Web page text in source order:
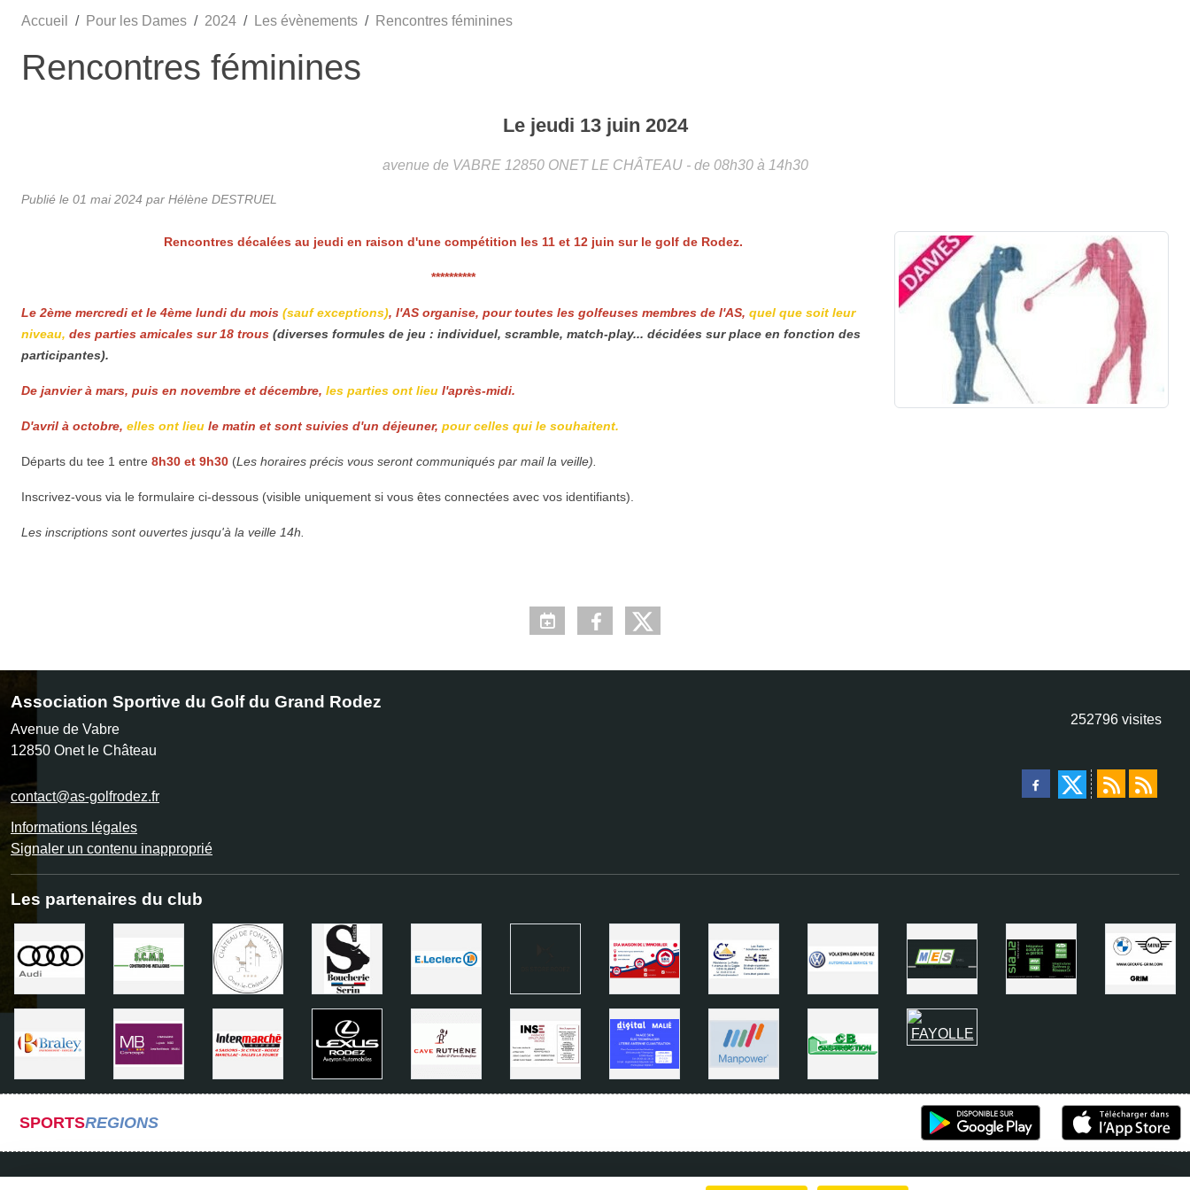
Accueil Pour les Dames 2024 Les évènements Rencontres féminines
Rencontres féminines
Le jeudi 13 juin 2024
avenue de VABRE 12850 ONET LE CHÂTEAU - de 08h30 à 14h30
Publié le 01 mai 2024 par Hélène DESTRUEL
Rencontres décalées au jeudi en raison d'une compétition les 11 et 12 juin sur le golf de Rodez.
**********
Le 2ème mercredi et le 4ème lundi du mois (sauf exceptions), l'AS organise, pour toutes les golfeuses membres de l'AS, quel que soit leur
niveau, des parties amicales sur 18 trous (diverses formules de jeu : individuel, scramble, match-play... décidées sur place en fonction des
participantes).
De janvier à mars, puis en novembre et décembre, les parties ont lieu l'après-midi.
D'avril à octobre, elles ont lieu le matin et sont suivies d'un déjeuner, pour celles qui le souhaitent.
Départs du tee 1 entre 8h30 et 9h30 (Les horaires précis vous seront communiqués par mail la veille).
Inscrivez-vous via le formulaire ci-dessous (visible uniquement si vous êtes connectées avec vos identifiants).
Les inscriptions sont ouvertes jusqu'à la veille 14h.
Association Sportive du Golf du Grand Rodez
Avenue de Vabre
12850 Onet le Château
contact@as-golfrodez.fr
Informations légales
Signaler un contenu inapproprié
252796 visites
Les partenaires du club
SPORTSREGIONS